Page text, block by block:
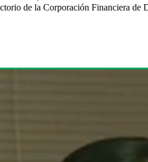
de la Corporación Financiera